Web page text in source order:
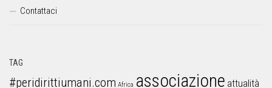
Contattaci
TAG
#peridirittiumani.com Africa associazione attualità